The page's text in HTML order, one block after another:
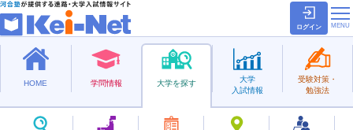
ログイン
HOME 学問情報 大学を探す
大学
入試情報
受験対策・
勉強法